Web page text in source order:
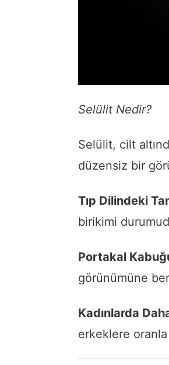
Selülit Nedir?
Selülit, cilt
düzensiz bir
Tıp Dilindeki
birikimi
Portakal
görünümüne
Kadınlarda
erkeklere oranla